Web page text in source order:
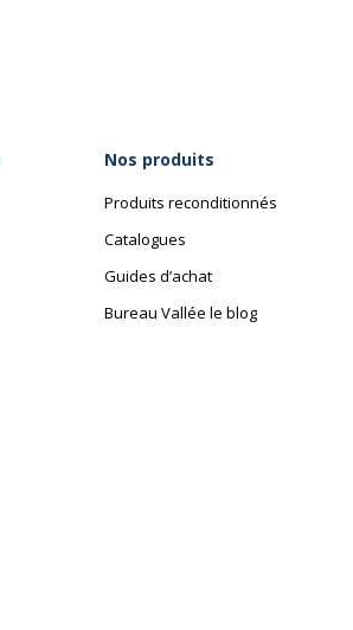
Nos produits
Produits reconditionnés
Catalogues
Guides d’achat
Bureau Vallée le blog